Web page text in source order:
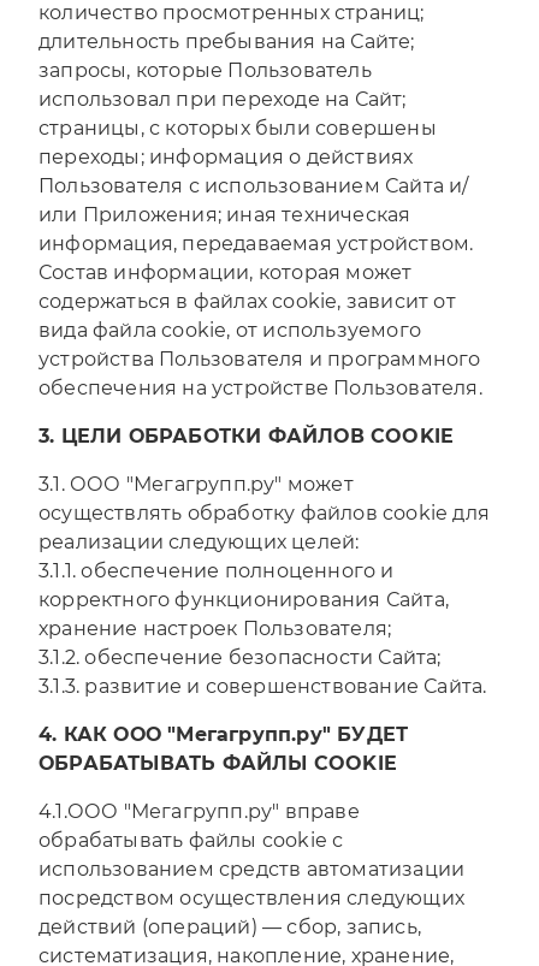
количество просмотренных страниц;
длительность пребывания на Сайте;
запросы, которые Пользователь
использовал при переходе на Сайт;
страницы, с которых были совершены
переходы; информация о действиях
Пользователя с использованием Сайта и/
или Приложения; иная техническая
информация, передаваемая устройством.
Состав информации, которая может
содержаться в файлах cookie, зависит от
вида файла cookie, от используемого
устройства Пользователя и программного
обеспечения на устройстве Пользователя.
3. ЦЕЛИ ОБРАБОТКИ ФАЙЛОВ COOKIE
3.1. ООО "Мегагрупп.ру" может
осуществлять обработку файлов cookie для
реализации следующих целей:
3.1.1. обеспечение полноценного и
корректного функционирования Сайта,
хранение настроек Пользователя;
3.1.2. обеспечение безопасности Сайта;
3.1.3. развитие и совершенствование Сайта.
4. КАК ООО "Мегагрупп.ру" БУДЕТ
ОБРАБАТЫВАТЬ ФАЙЛЫ COOKIE
4.1.ООО "Мегагрупп.ру" вправе
обрабатывать файлы cookie с
использованием средств автоматизации
посредством осуществления следующих
действий (операций) — сбор, запись,
систематизация, накопление, хранение,